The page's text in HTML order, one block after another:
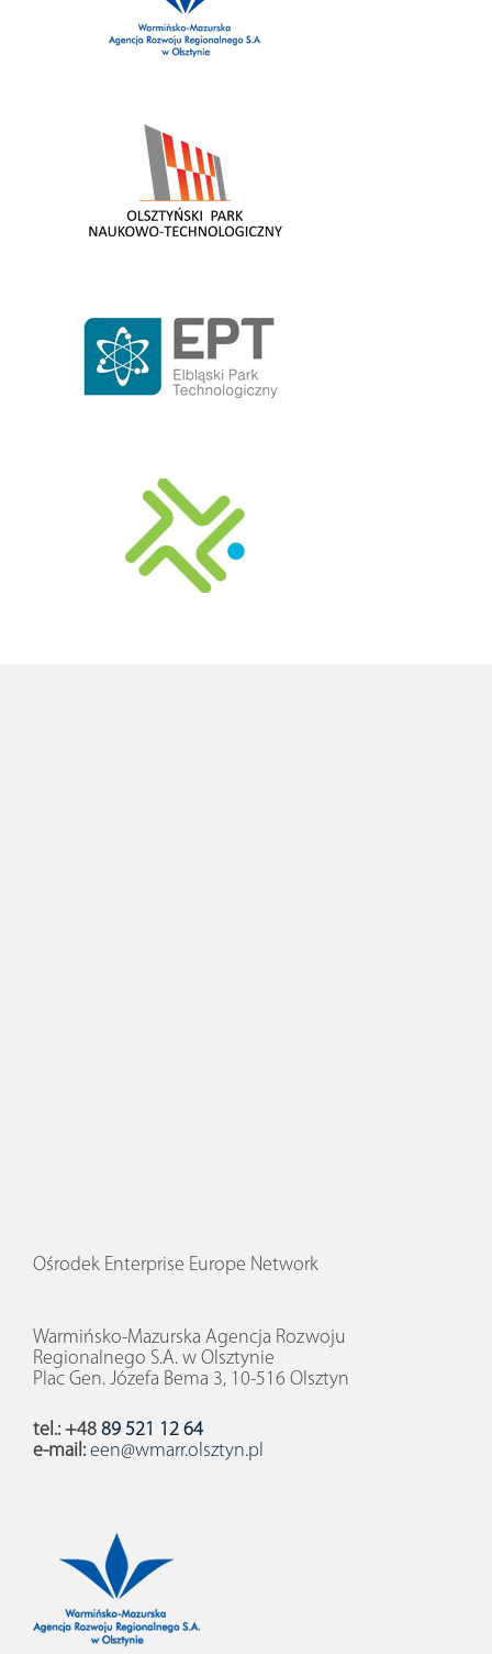
Ośrodek Enterprise Europe Network
Warmińsko-Mazurska Agencja Rozwoju
Regionalnego S.A. w Olsztynie
Plac Gen. Józefa Bema 3, 10-516 Olsztyn
tel.: +48 89 521 12 64
e-mail: een@wmarr.olsztyn.pl